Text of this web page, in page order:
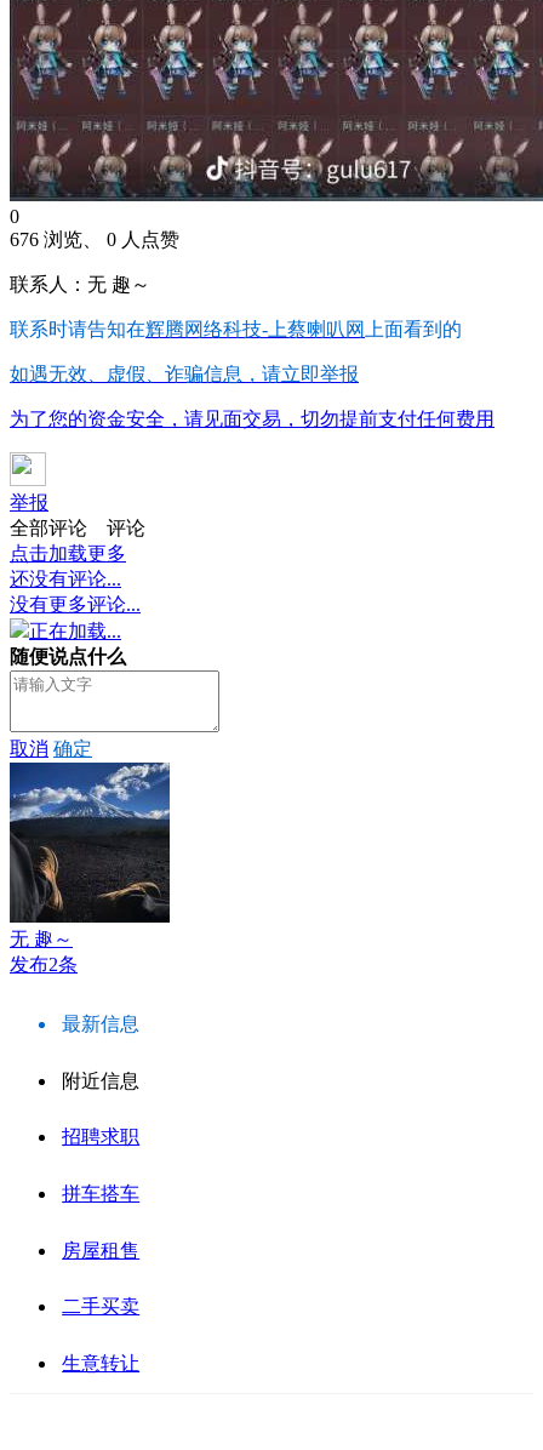
0
676 浏览、 0 人点赞
联系人：无 趣～
联系时请告知在辉腾网络科技-上蔡喇叭网 上面看到的
如遇无效、虚假、诈骗信息，请立即举报
为了您的资金安全，请见面交易，切勿提前支付任何费用
举报
全部评论
评论
点击加载更多
还没有评论...
没有更多评论...
正在加载...
随便说点什么
取消 确定
无 趣～
发布2条
最新信息
附近信息
招聘求职
拼车搭车
房屋租售
二手买卖
生意转让